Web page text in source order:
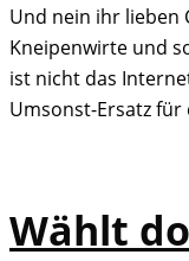
Und nein ihr lieben
Kneipenwirte und
ist nicht das
Umsonst-Ersatz für
Wählt